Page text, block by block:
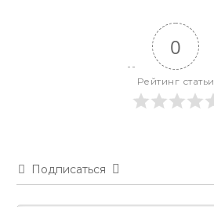
0
Рейтинг статьи
Подписаться